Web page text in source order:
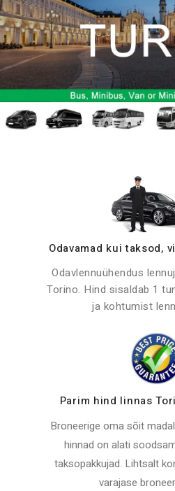
Odavamad kui taksod,
Odavlennuühendus
Torino. Hind sisaldab 1
ja kohtumist
Parim hind linnas
Broneerige oma sõit
hinnad on alati
taksopakkujad. Lihtsalt
varajase